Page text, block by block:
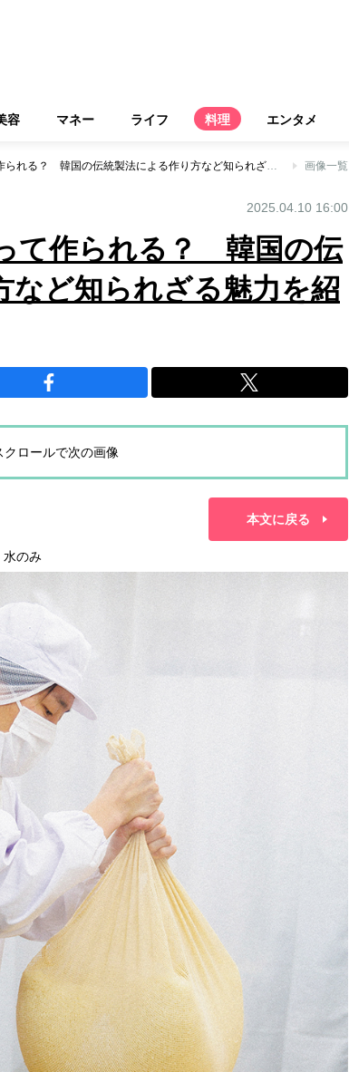
容 マネー ライフ 料理 エンタメ
マッコリはどうやって作られる？ 韓国の伝統製法による作り方など知られざる魅力を紹介 画像一覧
2025.04.10 16:00
て作られる？ 韓国の伝
など知られざる魅力を紹
ロールで次の画像
本文に戻る
水のみ